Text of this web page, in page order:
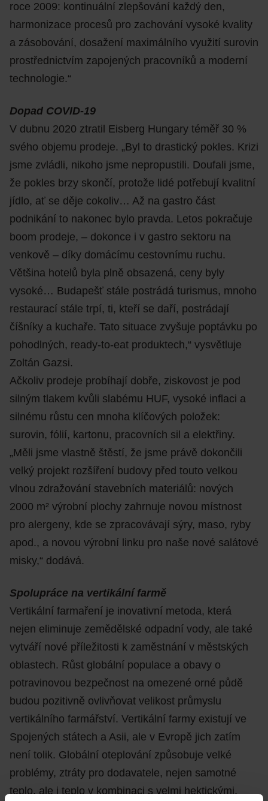
roce 2009: kontinuální zlepšování každý den,
harmonizace procesů pro zachování vysoké kvality
a zásobování, dosažení maximálního využití surovin
prostřednictvím zapojených pracovníků a moderní
technologie.“
Dopad COVID-19
V dubnu 2020 ztratil Eisberg Hungary téměř 30 %
svého objemu prodeje. „Byl to drastický pokles. Krizi
jsme zvládli, nikoho jsme nepropustili. Doufali jsme,
že pokles brzy skončí, protože lidé potřebují kvalitní
jídlo, ať se děje cokoliv… Až na gastro část
podnikání to nakonec bylo pravda. Letos pokračuje
boom prodeje, – dokonce i v gastro sektoru na
venkově – díky domácímu cestovnímu ruchu.
Většina hotelů byla plně obsazená, ceny byly
vysoké… Budapešť stále postrádá turismus, mnoho
restaurací stále trpí, ti, kteří se daří, postrádají
číšníky a kuchaře. Tato situace zvyšuje poptávku po
pohodlných, ready-to-eat produktech,“ vysvětluje
Zoltán Gazsi.
Ačkoliv prodeje probíhají dobře, ziskovost je pod
silným tlakem kvůli slabému HUF, vysoké inflaci a
silnému růstu cen mnoha klíčových položek:
surovin, fólií, kartonu, pracovních sil a elektřiny.
„Měli jsme vlastně štěstí, že jsme právě dokončili
velký projekt rozšíření budovy před touto velkou
vlnou zdražování stavebních materiálů: nových
2000 m² výrobní plochy zahrnuje novou místnost
pro alergeny, kde se zpracovávají sýry, maso, ryby
apod., a novou výrobní linku pro naše nové salátové
misky,“ dodává.
Spolupráce na vertikální farmě
Vertikální farmaření je inovativní metoda, která
nejen eliminuje zemědělské odpadní vody, ale také
vytváří nové příležitosti k zaměstnání v městských
oblastech. Růst globální populace a obavy o
potravinovou bezpečnost na omezené orné půdě
budou pozitivně ovlivňovat velikost průmyslu
vertikálního farmářství. Vertikální farmy existují ve
Spojených státech a Asii, ale v Evropě jich zatím
není tolik. Globální oteplování způsobuje velké
problémy, ztráty pro dodavatele, nejen samotné
teplo, ale i teplo v kombinaci s velmi hektickými,